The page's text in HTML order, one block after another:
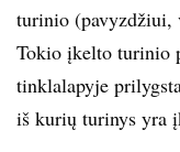
turinio (pavyzdžiui,
Tokio įkelto turinio
tinklalapyje
iš kurių turinys yra